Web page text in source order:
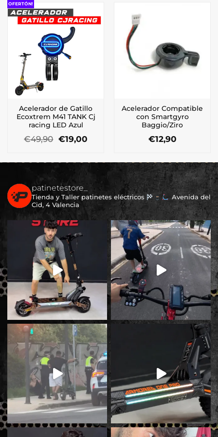
OFERTÓN!
Acelerador de Gatillo
Ecoxtrem M41 TANK Cj
racing LED Azul
€49,90 El
precio
era:
€49,90.
€19,00El
es:
€19,00.
Acelerador Compatible
con Smartgyro
Baggio/Ziro
€12,90
patinetestore_
Tienda y Taller patinetes eléctricos
Avenida del
Cid, 4 Valencia